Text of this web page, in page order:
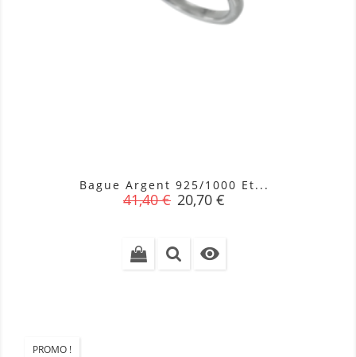
Bague Argent 925/1000 Et...
Prix
41,40 € Prix
20,70 €

PROMO !